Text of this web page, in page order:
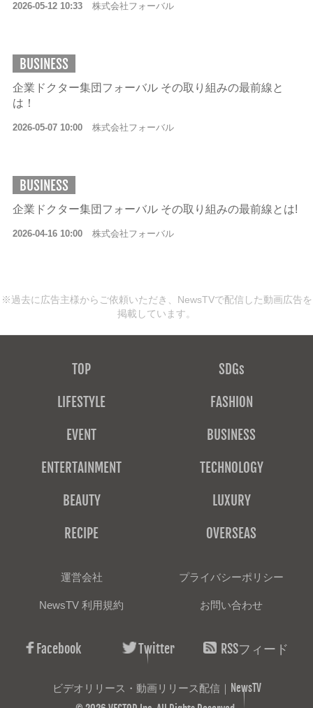
2026-05-12 10:33 株式会社フォーバル
BUSINESS
企業ドクター集団フォーバル その取り組みの最前線と
は！
2026-05-07 10:00 株式会社フォーバル
BUSINESS
企業ドクター集団フォーバル その取り組みの最前線とは!
2026-04-16 10:00 株式会社フォーバル
※過去に広告主様からご依頼いただき、NewsTVで配信した動画広告を
掲載しています。
TOP
SDGs
LIFESTYLE
FASHION
EVENT
BUSINESS
ENTERTAINMENT
TECHNOLOGY
BEAUTY
LUXURY
RECIPE
OVERSEAS
運営会社 プライバシーポリシー
NewsTV 利用規約 お問い合わせ
Facebook Twitter RSSフィード
ビデオリリース・動画リリース配信｜NewsTV